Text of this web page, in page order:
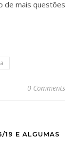
de mais questões
0 Comments
19 E ALGUMAS